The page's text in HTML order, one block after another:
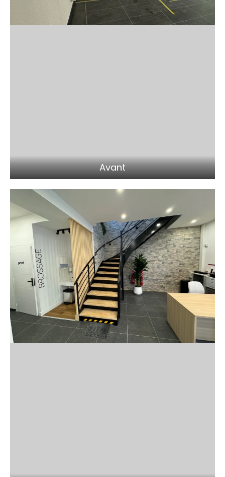
Avant